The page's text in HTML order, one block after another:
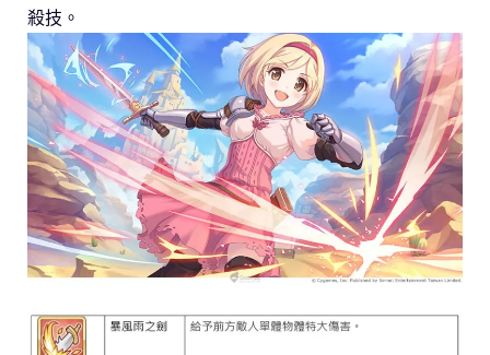
殺技。